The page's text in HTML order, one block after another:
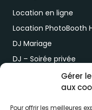
Gérer
aux
Pour offrir les meilleures
Location en ligne
Location PhotoBooth
DJ Mariage
DJ – Soirée privée
DJ Soirée d’entreprise
Demande de devis